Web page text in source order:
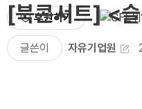
후원하기
[북콘서트] <
글쓴이 자유기업원